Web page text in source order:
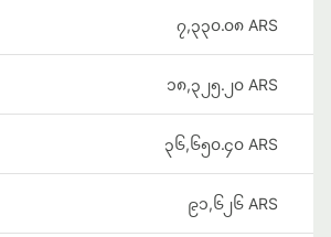
၇,၃၃၀.၀၈ ARS
၁၈,၃၂၅.၂၀ ARS
၃၆,၆၅၀.၄၀ ARS
၉၁,၆၂၆ ARS